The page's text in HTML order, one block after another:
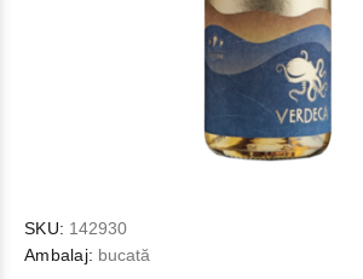
SKU: 142930
Ambalaj: bucată